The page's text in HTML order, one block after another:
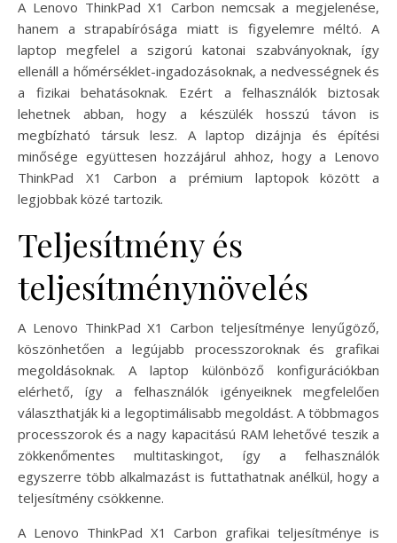
A Lenovo ThinkPad X1 Carbon nemcsak a megjelenése,
hanem a strapabírósága miatt is figyelemre méltó. A
laptop megfelel a szigorú katonai szabványoknak, így
ellenáll a hőmérséklet-ingadozásoknak, a nedvességnek és
a fizikai behatásoknak. Ezért a felhasználók biztosak
lehetnek abban, hogy a készülék hosszú távon is
megbízható társuk lesz. A laptop dizájnja és építési
minősége együttesen hozzájárul ahhoz, hogy a Lenovo
ThinkPad X1 Carbon a prémium laptopok között a
legjobbak közé tartozik.
Teljesítmény és
teljesítménynövelés
A Lenovo ThinkPad X1 Carbon teljesítménye lenyűgöző,
köszönhetően a legújabb processzoroknak és grafikai
megoldásoknak. A laptop különböző konfigurációkban
elérhető, így a felhasználók igényeiknek megfelelően
választhatják ki a legoptimálisabb megoldást. A többmagos
processzorok és a nagy kapacitású RAM lehetővé teszik a
zökkenőmentes multitaskingot, így a felhasználók
egyszerre több alkalmazást is futtathatnak anélkül, hogy a
teljesítmény csökkenne.
A Lenovo ThinkPad X1 Carbon grafikai teljesítménye is